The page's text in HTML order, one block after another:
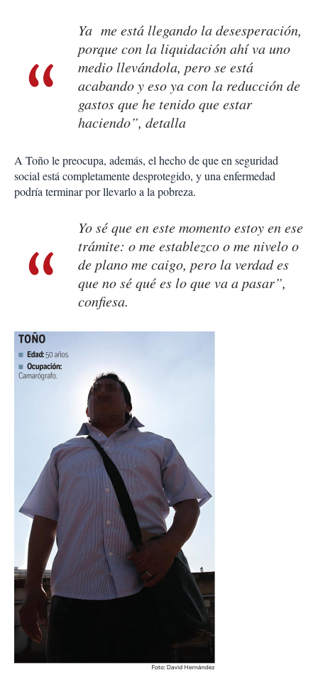
Ya me está llegando la desesperación,
porque con la liquidación ahí va uno
medio llevándola, pero se está
acabando y eso ya con la reducción de
gastos que he tenido que estar
haciendo”, detalla
A Toño le preocupa, además, el hecho de que en seguridad
social está completamente desprotegido, y una enfermedad
podría terminar por llevarlo a la pobreza.
Yo sé que en este momento estoy en ese
trámite: o me establezco o me nivelo o
de plano me caigo, pero la verdad es
que no sé qué es lo que va a pasar”,
confiesa.